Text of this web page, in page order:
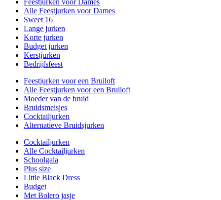
Feestjurken voor Dames
Alle Feestjurken voor Dames
Sweet 16
Lange jurken
Korte jurken
Budget jurken
Kerstjurken
Bedrijfsfeest
Feestjurken voor een Bruiloft
Alle Feestjurken voor een Bruiloft
Moeder van de bruid
Bruidsmeisjes
Cocktailjurken
Alternatieve Bruidsjurken
Cocktailjurken
Alle Cocktailjurken
Schoolgala
Plus size
Little Black Dress
Budget
Met Bolero jasje